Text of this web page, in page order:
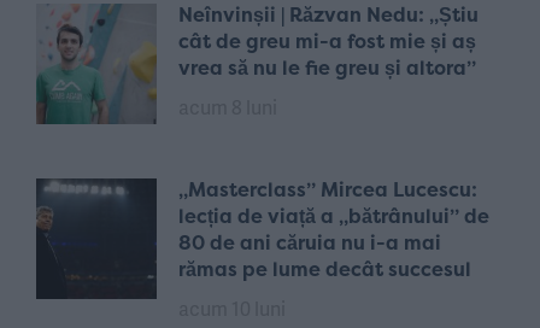
Neînvinșii | Răzvan Nedu: „Știu
cât de greu mi-a fost mie și aș
vrea să nu le fie greu și altora”
„Masterclass” Mircea Lucescu:
lecția de viață a „bătrânului” de
80 de ani căruia nu i-a mai
rămas pe lume decât succesul